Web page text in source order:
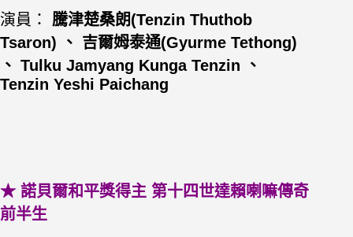
演員： 騰津楚桑朗(Tenzin Thuthob
Tsaron) 、 吉爾姆泰通(Gyurme Tethong)
、 Tulku Jamyang Kunga Tenzin 、
Tenzin Yeshi Paichang
★ 諾貝爾和平獎得主 第十四世達賴喇嘛傳奇
前半生